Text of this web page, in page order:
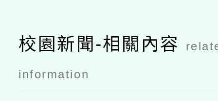
校園新聞-相關內容
information